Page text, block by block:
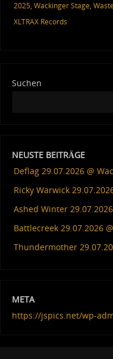
2025, Wackinger Stage,
XLTRAX Records
Suchen
NEUSTE BEITRÄGE
Deflag 29.07.2026 @
Ricky Warwick
Ashed Winter
Battlecreek 29.07.2026
Thundermother
META
https://jspics.net/wp-